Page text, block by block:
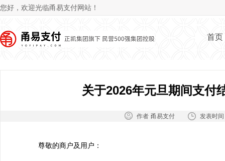
您好，欢迎光临甬易支付网站！
首页
关于2026年元旦期间支付
作者：甬易支付 发表时
尊敬的商户及用户：